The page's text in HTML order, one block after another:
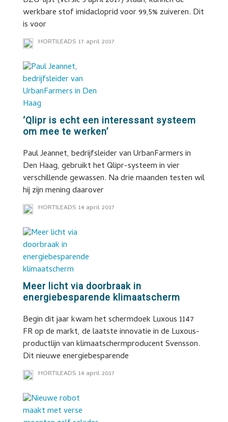
werkbare stof imidacloprid voor 99,5% zuiveren. Dit
is voor
HORTILEADS 17 april 2017
‘Qlipr is echt een interessant systeem
om mee te werken’
Paul Jeannet, bedrijfsleider van UrbanFarmers in
Den Haag, gebruikt het Qlipr-systeem in vier
verschillende gewassen. Na drie maanden testen wil
hij zijn mening daarover
HORTILEADS 14 april 2017
Meer licht via doorbraak in
energiebesparende klimaatscherm
Begin dit jaar kwam het schermdoek Luxous 1147
FR op de markt, de laatste innovatie in de Luxous-
productlijn van klimaatschermproducent Svensson.
Dit nieuwe energiebesparende
HORTILEADS 14 april 2017